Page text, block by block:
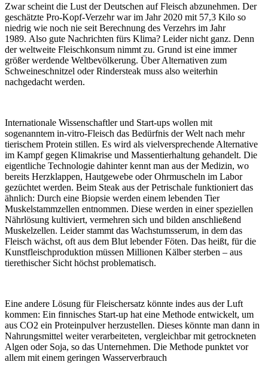
Zwar scheint die Lust der Deutschen auf Fleisch abzunehmen. Der
geschätzte Pro-Kopf-Verzehr war im Jahr 2020 mit 57,3 Kilo so
niedrig wie noch nie seit Berechnung des Verzehrs im Jahr
1989. Also gute Nachrichten fürs Klima? Leider nicht ganz. Denn
der weltweite Fleischkonsum nimmt zu. Grund ist eine immer
größer werdende Weltbevölkerung. Über Alternativen zum
Schweineschnitzel oder Rindersteak muss also weiterhin
nachgedacht werden.
Internationale Wissenschaftler und Start-ups wollen mit
sogenanntem in-vitro-Fleisch das Bedürfnis der Welt nach mehr
tierischem Protein stillen. Es wird als vielversprechende Alternative
im Kampf gegen Klimakrise und Massentierhaltung gehandelt. Die
eigentliche Technologie dahinter kennt man aus der Medizin, wo
bereits Herzklappen, Hautgewebe oder Ohrmuscheln im Labor
gezüchtet werden. Beim Steak aus der Petrischale funktioniert das
ähnlich: Durch eine Biopsie werden einem lebenden Tier
Muskelstammzellen entnommen. Diese werden in einer speziellen
Nährlösung kultiviert, vermehren sich und bilden anschließend
Muskelzellen. Leider stammt das Wachstumsserum, in dem das
Fleisch wächst, oft aus dem Blut lebender Föten. Das heißt, für die
Kunstfleischproduktion müssen Millionen Kälber sterben – aus
tierethischer Sicht höchst problematisch.
Eine andere Lösung für Fleischersatz könnte indes aus der Luft
kommen: Ein finnisches Start-up hat eine Methode entwickelt, um
aus CO2 ein Proteinpulver herzustellen. Dieses könnte man dann in
Nahrungsmittel weiter verarbeiteten, vergleichbar mit getrockneten
Algen oder Soja, so das Unternehmen. Die Methode punktet vor
allem mit einem geringen Wasserverbrauch